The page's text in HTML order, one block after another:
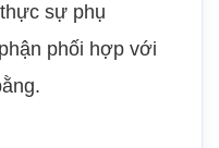
sự phụ
phối hợp với